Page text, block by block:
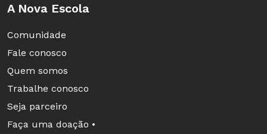
A Nova Escola
Comunidade
Fale conosco
Quem somos
Trabalhe conosco
Seja parceiro
Faça uma doação •